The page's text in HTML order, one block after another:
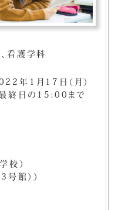
看護学科
年1月17日（月）
終日の15:00まで
校）
館））